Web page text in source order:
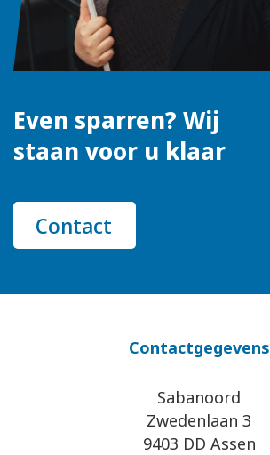
Even sparren? Wij
staan voor u klaar
Contact
Contactgegevens
Sabanoord
Zwedenlaan 3
9403 DD Assen